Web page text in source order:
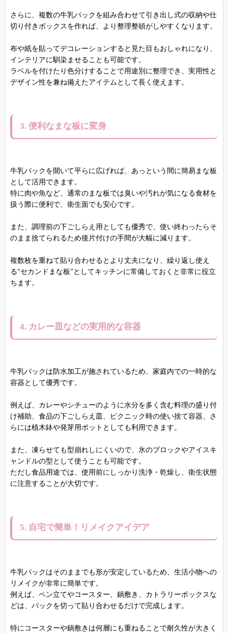
さらに、複数の牛乳パックを組み合わせて引き出し式の収納や仕
切り付きボックスを作れば、より整理整頓がしやすくなります。
布や紙を貼ってデコレーションすると見た目もおしゃれになり、
インテリアに馴染ませることも可能です。
ラベルを付けたり色分けすることで用途別に整理でき、実用性と
デザイン性を兼ね備えたアイテムとして長く使えます。
3. 便利なまな板に変身
牛乳パックを開いて平らに広げれば、あっという間に簡易まな板
として活用できます。
特に肉や魚など、通常のまな板では臭いや汚れが気になる食材を
扱う際に便利で、衛生面でも安心です。
また、調理前の下ごしらえ用としても優秀で、使い終わったらそ
のまま捨てられるため後片付けの手間が大幅に減ります。
複数枚を重ねて貼り合わせるとより丈夫になり、繰り返し使え
る“セカンドまな板”としてキッチンに常備しておくと非常に役立
ちます。
4. カレー皿などの実用的な容器
牛乳パックは防水加工が施されているため、家庭内での一時的な
容器として優秀です。
例えば、カレーやシチューのように水分を多く含む料理の盛り付
け補助、食品の下ごしらえ皿、ピクニック時の使い捨て容器、さ
らには植木鉢や発芽用ポットとしても利用できます。
また、凍らせても型崩れしにくいので、氷のブロックやアイスキ
ャンドルの型として使うことも可能です。
ただし食品用途では、使用前にしっかり洗浄・乾燥し、衛生状態
に注意することが大切です。
5. 自宅で簡単！リメイクアイデア
牛乳パックはそのままでも形が安定しているため、生活小物への
リメイクが非常に簡単です。
例えば、ペン立てやコースター、鍋敷き、カトラリーボックスな
どは、パックを切って貼り合わせるだけで完成します。
特にコースターや鍋敷きは何層にも重ねることで耐久性が大きく